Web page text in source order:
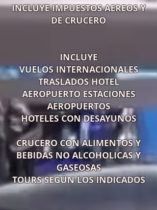
INCLUYE IMPUESTOS AEREOS Y
DE CRUCERO
INCLUYE
VUELOS INTERNACIONALES
TRASLADOS HOTEL
AEROPUERTO ESTACIONES
AEROPUERTOS
HOTELES CON DESAYUNOS
CRUCERO CON ALIMENTOS Y
BEBIDAS NO ALCOHOLICAS Y
GASEOSAS
TOURS SEGÚN LOS INDICADOS